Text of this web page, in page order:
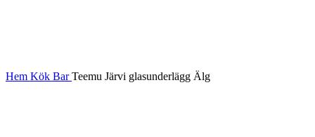
Hem Kök BarTeemu Järvi glasunderlägg Älg